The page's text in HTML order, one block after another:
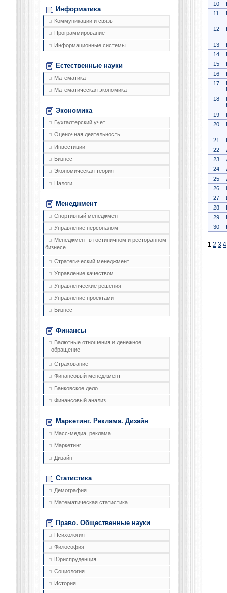
Информатика
Коммуникации и связь
Программирование
Информационные системы
Естественные науки
Математика
Математическая экономика
Экономика
Бухгалтерский учет
Оценочная деятельность
Инвестиции
Бизнес
Экономическая теория
Налоги
Менеджмент
Спортивный менеджмент
Управление персоналом
Менеджмент в гостиничном и ресторанном
бизнесе
Стратегический менеджмент
Управление качеством
Управленческие решения
Управление проектами
Бизнес
Финансы
Валютные отношения и денежное
обращение
Страхование
Финансовый менеджмент
Банковское дело
Финансовый анализ
Маркетинг. Реклама. Дизайн
Масс-медиа, реклама
Маркетинг
Дизайн
Статистика
Демография
Математическая статистика
Право. Общественные науки
Психология
Философия
Юриспруденция
Социология
История
10
11
12
13
14
15
16
17
18
19
20
21
22
23
24
25
26
27
28
29
30
1 2 3 4